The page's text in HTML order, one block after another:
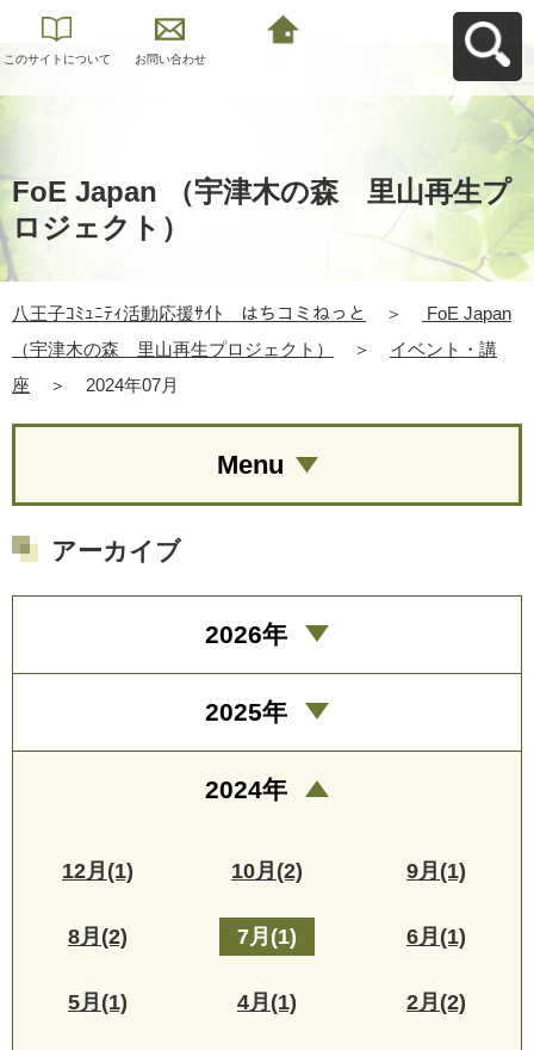
このサイトについて お問い合わせ
FoE Japan （宇津木の森 里山再生プ
ロジェクト）
八王子ｺﾐｭﾆﾃｨ活動応援ｻｲﾄ はちコミねっと ＞
FoE Japan
（宇津木の森 里山再生プロジェクト）
＞
イベント・講
座
＞ 2024年07月
Menu
アーカイブ
2026年
2025年
2024年
12月(1) 10月(2) 9月(1)
8月(2) 7月(1) 6月(1)
5月(1) 4月(1) 2月(2)